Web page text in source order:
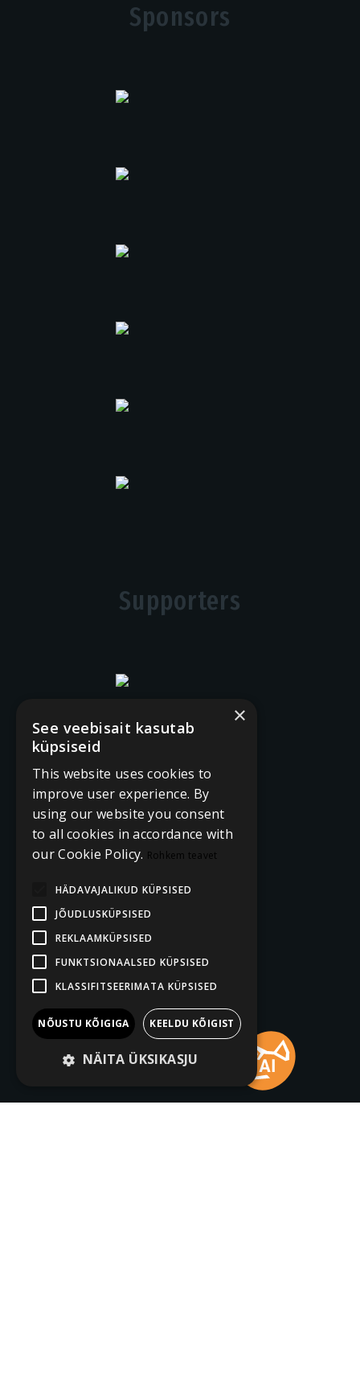
Sponsors
Supporters
×
See veebisait kasutab
küpsiseid
This website uses cookies to
improve user experience. By
using our website you consent
to all cookies in accordance with
our Cookie Policy. Rohkem teavet
HÄDAVAJALIKUD KÜPSISED
JÕUDLUSKÜPSISED
REKLAAMKÜPSISED
FUNKTSIONAALSED KÜPSISED
KLASSIFITSEERIMATA KÜPSISED
NÕUSTU KÕIGIGA KEELDU KÕIGIST
NÄITA ÜKSIKASJU